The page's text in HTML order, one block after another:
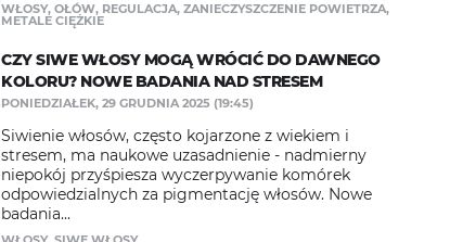
WŁOSY, OŁÓW, REGULACJA, ZANIECZYSZCZENIE POWIETRZA,
METALE CIĘŻKIE
CZY SIWE WŁOSY MOGĄ WRÓCIĆ DO DAWNEGO
KOLORU? NOWE BADANIA NAD STRESEM
PONIEDZIAŁEK, 29 GRUDNIA 2025 (19:45)
Siwienie włosów, często kojarzone z wiekiem i
stresem, ma naukowe uzasadnienie - nadmierny
niepokój przyśpiesza wyczerpywanie komórek
odpowiedzialnych za pigmentację włosów. Nowe
badania...